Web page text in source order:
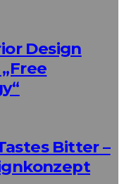
Design
Bitter –